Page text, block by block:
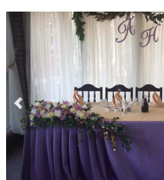
20
зал
30-
45
Свадебный
банкет